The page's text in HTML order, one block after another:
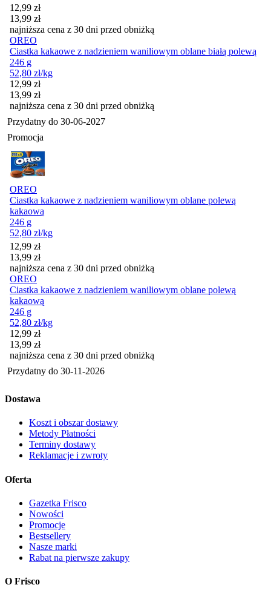
Cena promocyjna
12,99 zł
13,99 zł
najniższa cena z 30 dni przed obniżką
OREO
Ciastka kakaowe z nadzieniem waniliowym oblane białą polewą
246 g
52,80 zł/kg
Cena promocyjna
12,99 zł
13,99 zł
najniższa cena z 30 dni przed obniżką
Przydatny do 30-06-2027
Promocja
OREO
Ciastka kakaowe z nadzieniem waniliowym oblane polewą
kakaową
246 g
52,80 zł/kg
Cena promocyjna
12,99 zł
13,99 zł
najniższa cena z 30 dni przed obniżką
OREO
Ciastka kakaowe z nadzieniem waniliowym oblane polewą
kakaową
246 g
52,80 zł/kg
Cena promocyjna
12,99 zł
13,99 zł
najniższa cena z 30 dni przed obniżką
Przydatny do 30-11-2026
Dostawa
Koszt i obszar dostawy
Metody Płatności
Terminy dostawy
Reklamacje i zwroty
Oferta
Gazetka Frisco
Nowości
Promocje
Bestsellery
Nasze marki
Rabat na pierwsze zakupy
O Frisco